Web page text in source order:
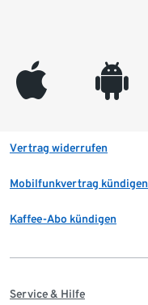
appleinc android
Vertrag widerrufen
Mobilfunkvertrag kündigen
Kaffee-Abo kündigen
Service & Hilfe